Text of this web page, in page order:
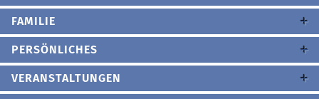
FAMILIE
PERSÖNLICHES
VERANSTALTUNGEN